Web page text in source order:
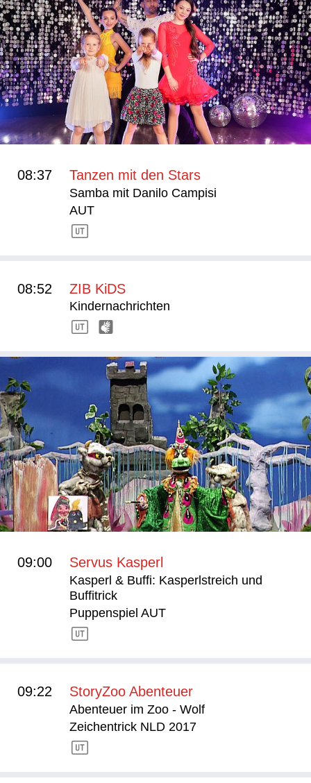
08:37 Tanzen mit den Stars
Samba mit Danilo Campisi
AUT
08:52 ZIB KiDS
Kindernachrichten
09:00 Servus Kasperl
Kasperl & Buffi: Kasperlstreich und
Buffitrick
Puppenspiel AUT
09:22 StoryZoo Abenteuer
Abenteuer im Zoo - Wolf
Zeichentrick NLD 2017